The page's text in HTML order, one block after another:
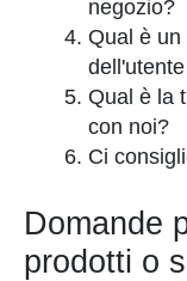
negozio?
Qual è un
Qual è la
con noi?
Ci
Domande
prodotti o